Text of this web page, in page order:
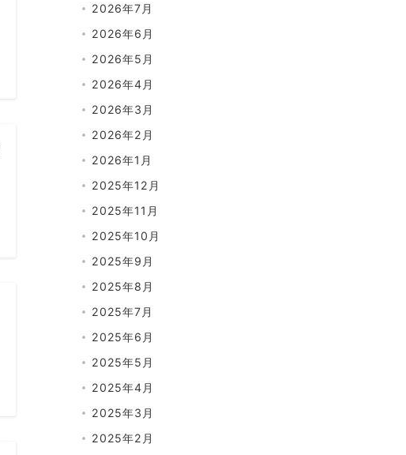
2026年7月
2026年6月
2026年5月
2026年4月
2026年3月
2026年2月
2026年1月
2025年12月
2025年11月
2025年10月
2025年9月
2025年8月
2025年7月
2025年6月
2025年5月
2025年4月
2025年3月
2025年2月